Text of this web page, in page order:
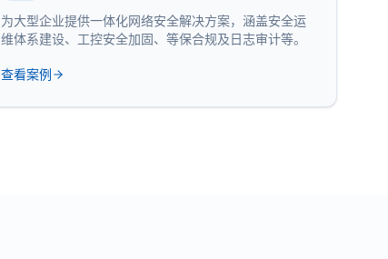
为大型企业提供一体化网络安全解决方案，涵盖安全运
维体系建设、工控安全加固、等保合规及日志审计等。
查看案例